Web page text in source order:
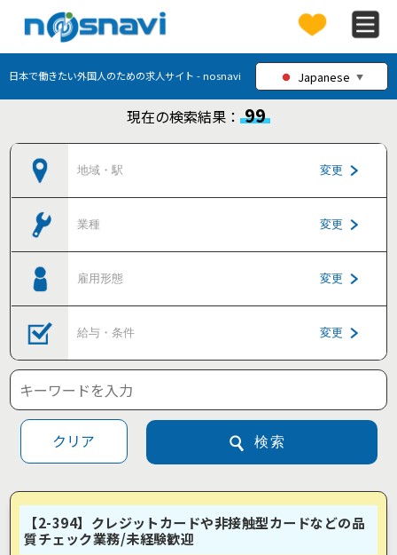
日本で働きたい外国人のための求人サイト - nosnavi Japanese ▼
現在の検索結果： 99
地域・駅 変更
業種 変更
雇用形態 変更
給与・条件 変更
クリア 検索
【2-394】クレジットカードや非接触型カードなどの品
質チェック業務/未経験歓迎